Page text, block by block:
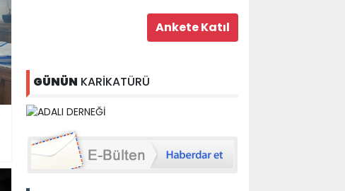
GÜNÜN KARİKATÜRÜ